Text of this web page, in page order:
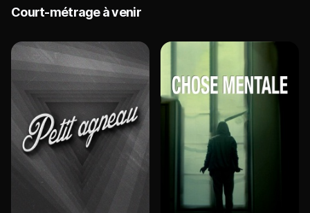
Court-métrage à venir